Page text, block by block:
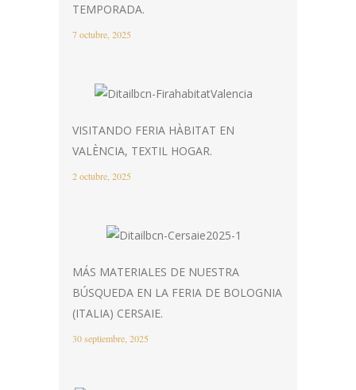
TEMPORADA.
7 octubre, 2025
VISITANDO FERIA HÀBITAT EN
VALÈNCIA, TEXTIL HOGAR.
2 octubre, 2025
MÁS MATERIALES DE NUESTRA
BÚSQUEDA EN LA FERIA DE BOLOGNIA
(ITALIA) CERSAIE.
30 septiembre, 2025